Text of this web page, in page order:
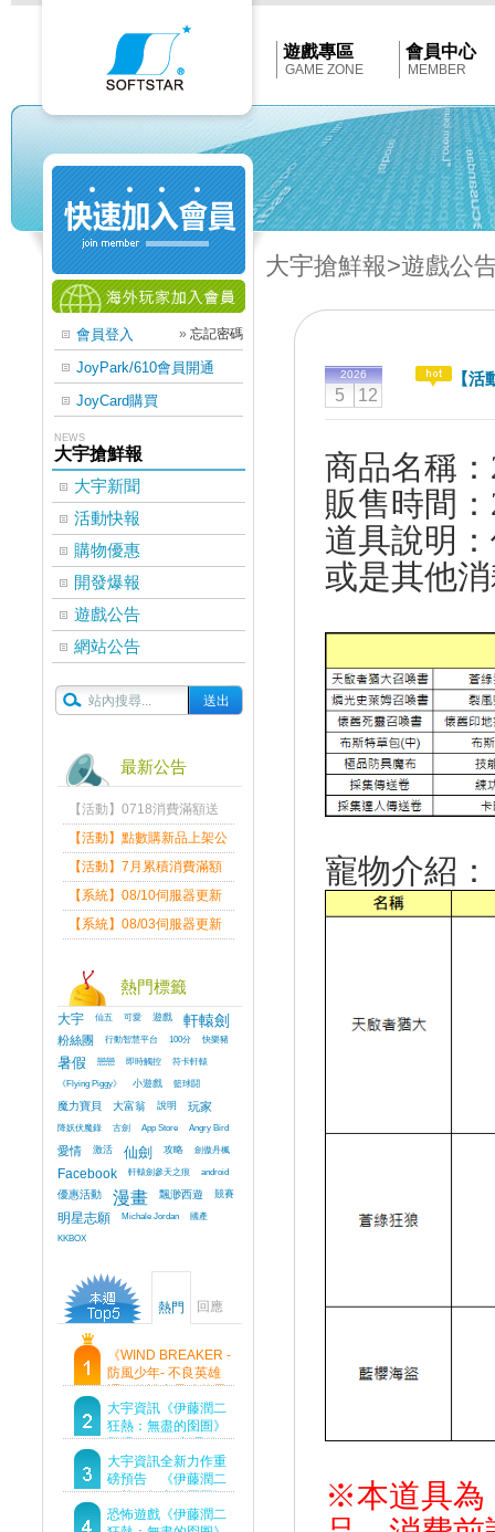
Softstar
遊戲專區
GAME ZONE
會員中心
MEMBER
會員登入 » 忘記密碼
JoyPark/610會員開通
JoyCard購買
NEWS
大宇搶鮮報
大宇新聞
活動快報
購物優惠
開發爆報
遊戲公告
網站公告
最新公告
【活動】0718消費滿額送
獎勵派發通知
【活動】點數購新品上架公
告
【活動】7月累積消費滿額
排行贈虛寶
【系統】08/10伺服器更新
維護公告
【系統】08/03伺服器更新
熱門標籤
大宇 仙五 可愛 遊戲 軒轅劍
粉絲團 行動智慧平台 100分 快樂豬
暑假 戀戀 即時觸控
符卡軒轅
《Flying Piggy》
小遊戲 籃球鬪
魔力寶貝 大富翁 說明 玩家
降妖伏魔錄 古劍 App Store Angry Bird
愛情 激活 仙劍 攻略 劍傲丹楓
Facebook 軒轅劍參天之痕 android
優惠活動 漫畫 飄渺西遊 競賽
明星志願 Michale Jordan
國產
KKBOX
熱門 回應
《WIND BREAKER -
防風少年- 不良英雄
譚》傳說中最強的男
人現身！即將顛覆風
鈴高中！
大宇資訊《伊藤潤二
狂熱：無盡的囹圄》
登場 Steam 新品節
首支預告片及遊戲
Demo重磅釋出
大宇資訊全新力作重
磅預告 《伊藤潤二
狂熱：無盡的囹圄》
驚悚亮相 ！伊藤潤二
恐怖遊戲《伊藤潤二
大宇搶鮮報>遊戲公
2026
5 12
【
商品名稱
販售時間：
道具說明
或是其他
寵物介紹：
※本道具為